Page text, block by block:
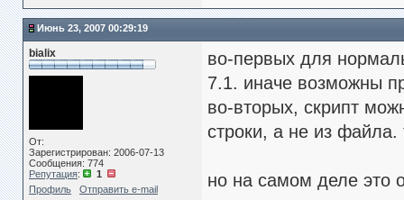
Июнь 23, 2007 00:29:19
bialix
От:
Зарегистрирован: 2006-07-13
Сообщения: 774
Репутация:
1
Профиль
Отправить e-mail
во-первых для
7.1. иначе возможны
во-вторых, скрипт
строки, а не из
но на самом деле это